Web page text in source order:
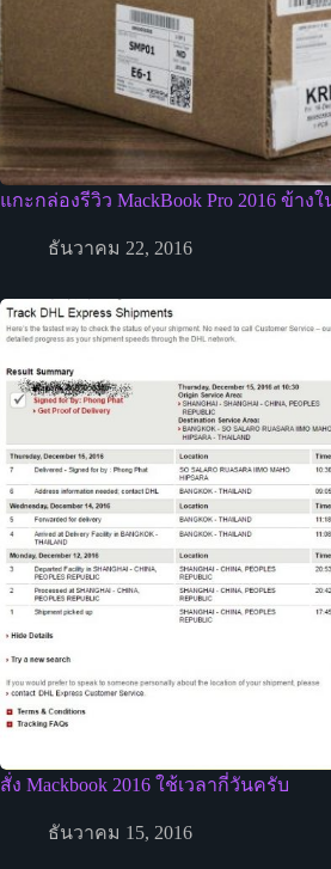
แกะกล่องรีวิว MackBook Pro 2016 ข้าง
ธันวาคม 22, 2016
สั่ง Mackbook 2016 ใช้เวลากี่วันครับ
ธันวาคม 15, 2016